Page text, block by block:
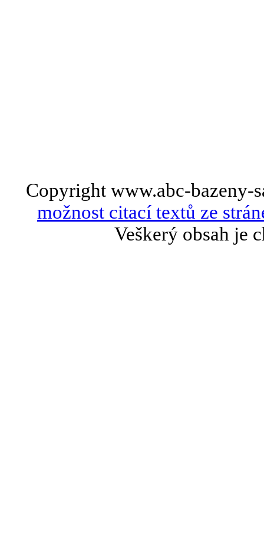
Copyright www.abc-bazeny-
možnost citací textů ze
Veškerý obsah je